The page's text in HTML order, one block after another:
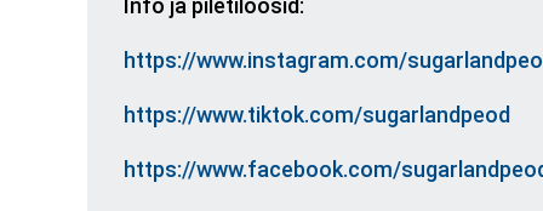
Info ja piletiloosid:
https://www.instagram.com/
https://www.tiktok.com/sugarlandpeod
https://www.facebook.com/